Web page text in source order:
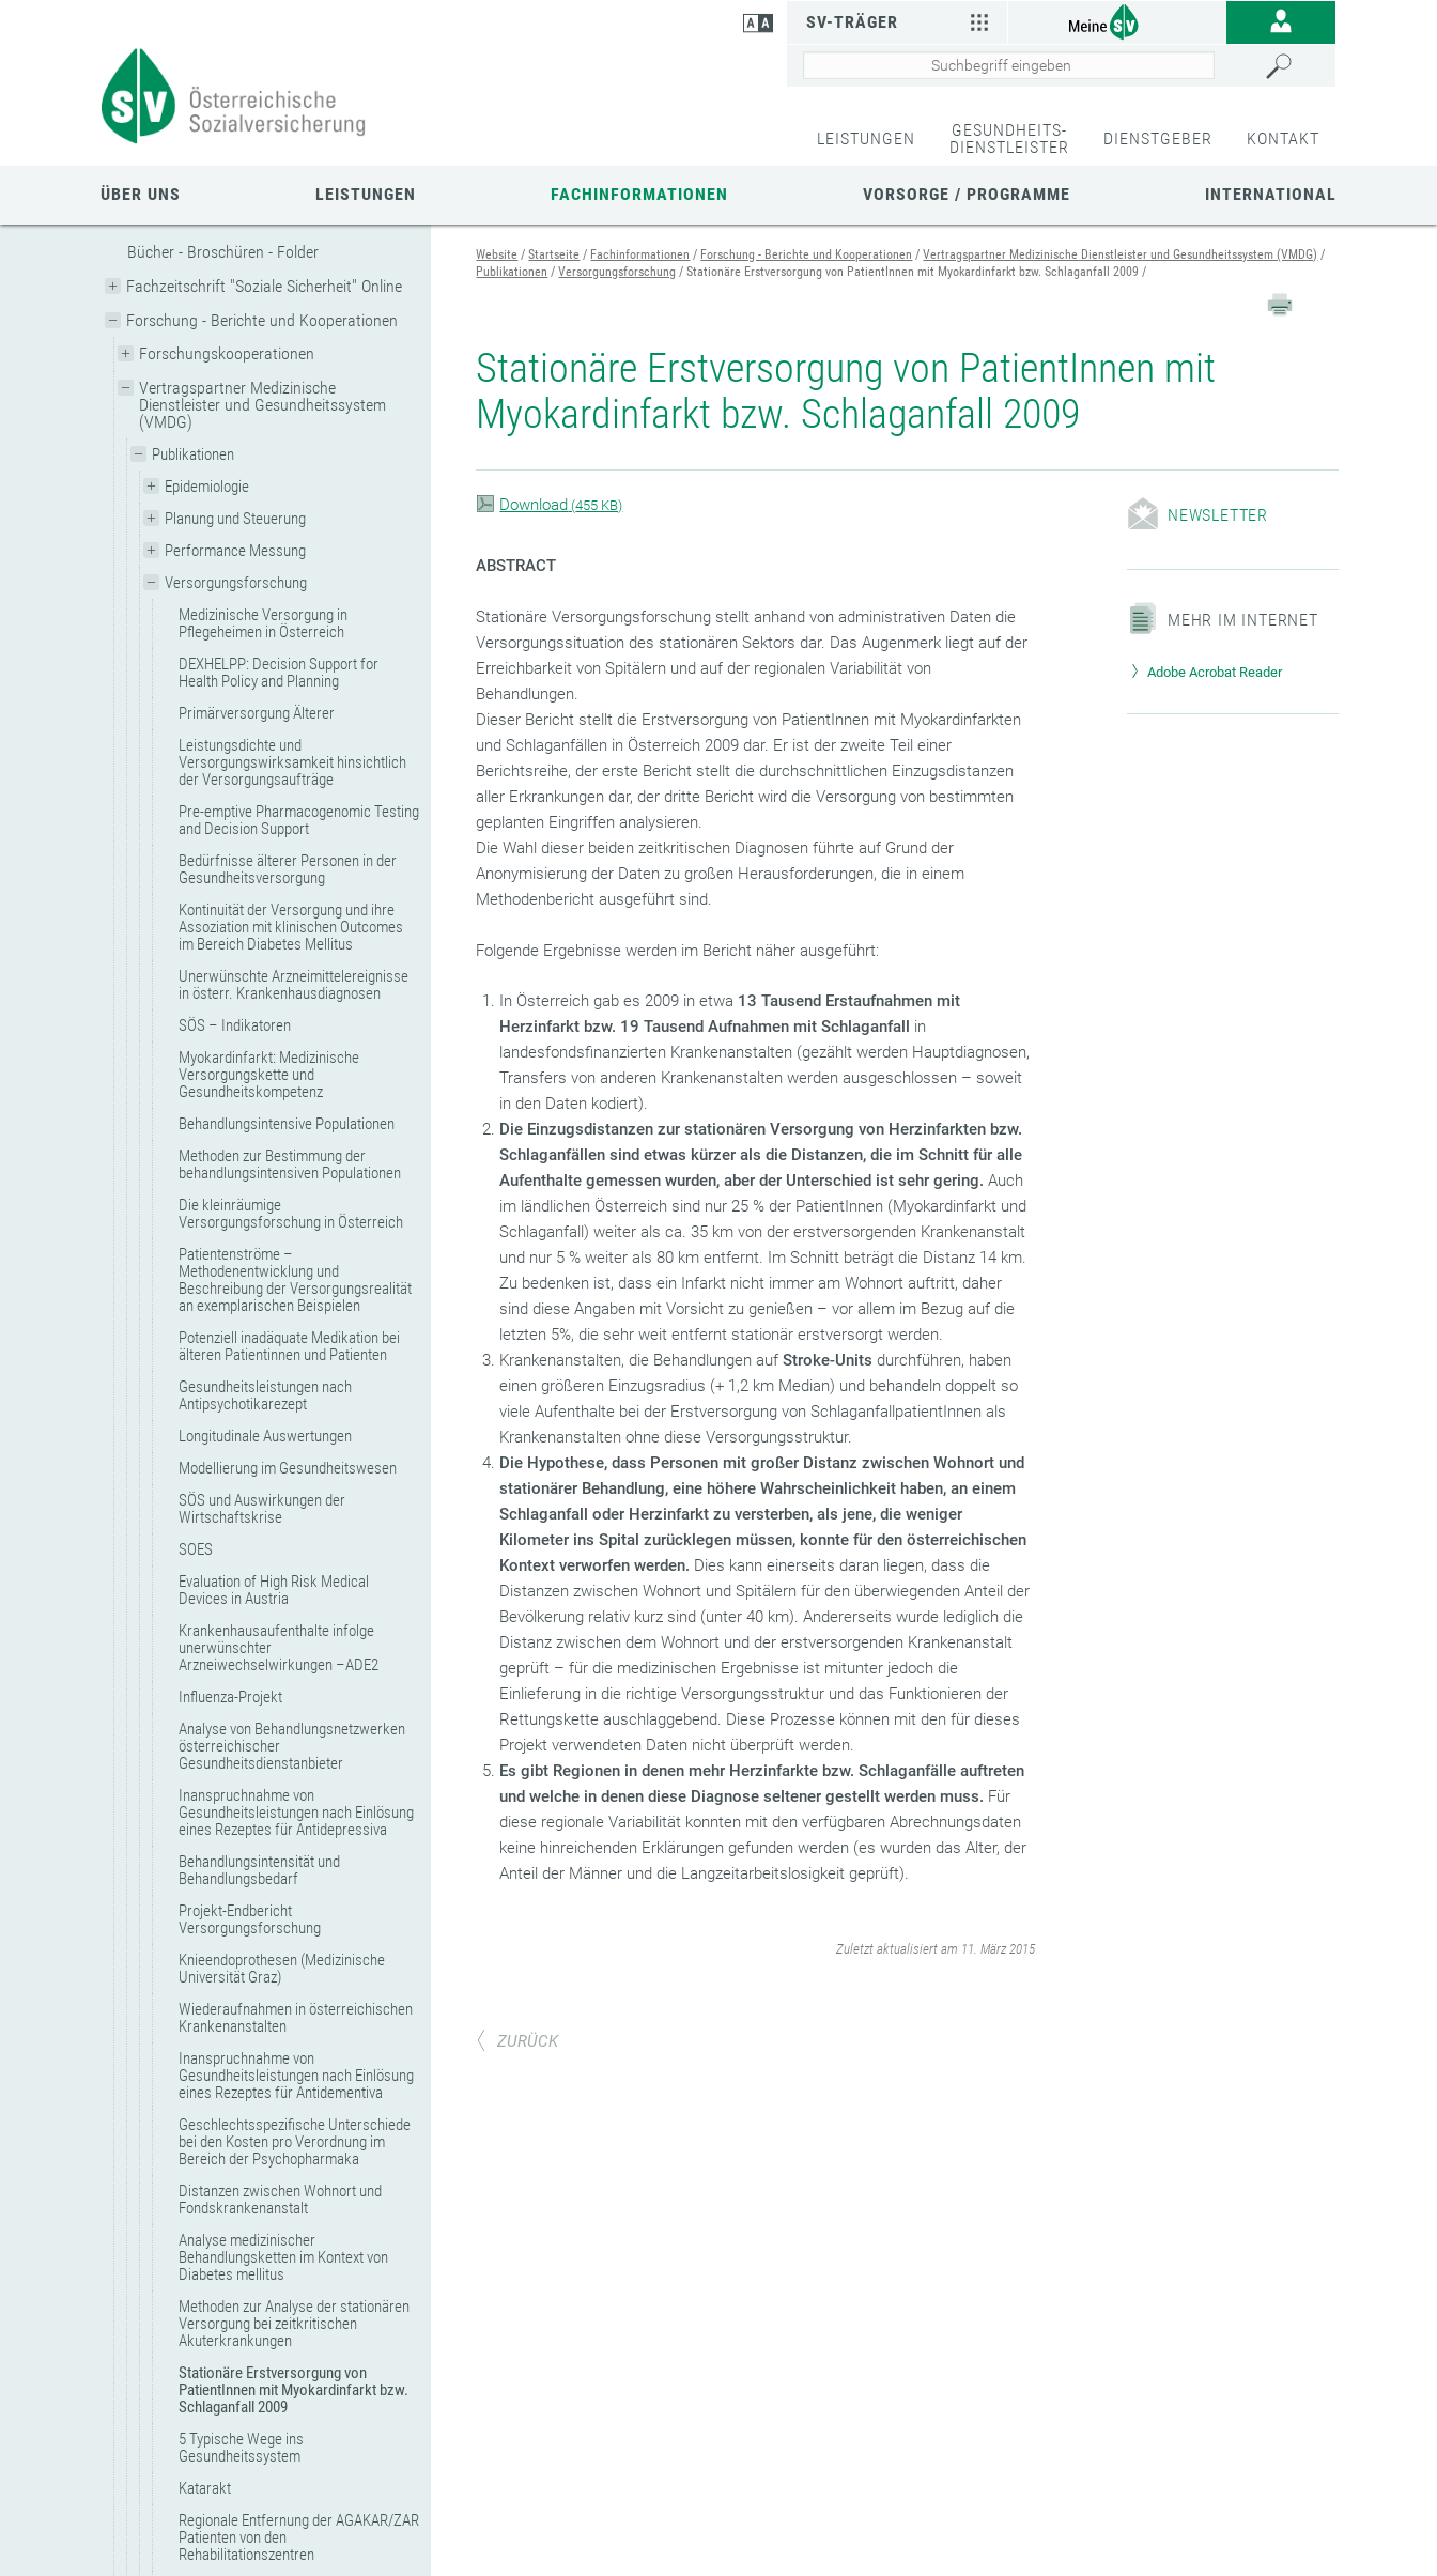
SV-TRÄGER
LEISTUNGEN
GESUNDHEITS-
DIENSTLEISTER
DIENSTGEBER KONTAKT
ÜBER UNS LEISTUNGEN FACHINFORMATIONEN VORSORGE / PROGRAMME INTERNATIONAL
Bücher - Broschüren - Folder
Fachzeitschrift "Soziale Sicherheit" Online
Forschung - Berichte und Kooperationen
Forschungskooperationen
Vertragspartner Medizinische
Dienstleister und Gesundheitssystem
(VMDG)
Publikationen
Epidemiologie
Planung und Steuerung
Performance Messung
Versorgungsforschung
Medizinische Versorgung in
Pflegeheimen in Österreich
DEXHELPP: Decision Support for
Health Policy and Planning
Primärversorgung Älterer
Leistungsdichte und
Versorgungswirksamkeit hinsichtlich
der Versorgungsaufträge
Pre-emptive Pharmacogenomic Testing
and Decision Support
Bedürfnisse älterer Personen in der
Gesundheitsversorgung
Kontinuität der Versorgung und ihre
Assoziation mit klinischen Outcomes
im Bereich Diabetes Mellitus
Unerwünschte Arzneimittelereignisse
in österr. Krankenhausdiagnosen
SÖS – Indikatoren
Myokardinfarkt: Medizinische
Versorgungskette und
Gesundheitskompetenz
Behandlungsintensive Populationen
Methoden zur Bestimmung der
behandlungsintensiven Populationen
Die kleinräumige
Versorgungsforschung in Österreich
Patientenströme –
Methodenentwicklung und
Beschreibung der Versorgungsrealität
an exemplarischen Beispielen
Potenziell inadäquate Medikation bei
älteren Patientinnen und Patienten
Gesundheitsleistungen nach
Antipsychotikarezept
Longitudinale Auswertungen
Modellierung im Gesundheitswesen
SÖS und Auswirkungen der
Wirtschaftskrise
SOES
Evaluation of High Risk Medical
Devices in Austria
Krankenhausaufenthalte infolge
unerwünschter
Arzneiwechselwirkungen –ADE2
Influenza-Projekt
Analyse von Behandlungsnetzwerken
österreichischer
Gesundheitsdienstanbieter
Inanspruchnahme von
Gesundheitsleistungen nach Einlösung
eines Rezeptes für Antidepressiva
Behandlungsintensität und
Behandlungsbedarf
Projekt-Endbericht
Versorgungsforschung
Knieendoprothesen (Medizinische
Universität Graz)
Wiederaufnahmen in österreichischen
Krankenanstalten
Inanspruchnahme von
Gesundheitsleistungen nach Einlösung
eines Rezeptes für Antidementiva
Geschlechtsspezifische Unterschiede
bei den Kosten pro Verordnung im
Bereich der Psychopharmaka
Distanzen zwischen Wohnort und
Fondskrankenanstalt
Analyse medizinischer
Behandlungsketten im Kontext von
Diabetes mellitus
Methoden zur Analyse der stationären
Versorgung bei zeitkritischen
Akuterkrankungen
Stationäre Erstversorgung von
PatientInnen mit Myokardinfarkt bzw.
Schlaganfall 2009
5 Typische Wege ins
Gesundheitssystem
Katarakt
Regionale Entfernung der AGAKAR/ZAR
Patienten von den
Rehabilitationszentren
Website Startseite Fachinformationen Forschung - Berichte und Kooperationen
Vertragspartner Medizinische Dienstleister und Gesundheitssystem (VMDG)
Publikationen
Versorgungsforschung Stationäre Erstversorgung von PatientInnen mit Myokardinfarkt bzw. Schlaganfall 2009
Stationäre Erstversorgung von PatientInnen mit
Myokardinfarkt bzw. Schlaganfall 2009
Download (455 KB)
ABSTRACT
Stationäre Versorgungsforschung stellt anhand von administrativen Daten die
Versorgungssituation des stationären Sektors dar. Das Augenmerk liegt auf der
Erreichbarkeit von Spitälern und auf der regionalen Variabilität von
Behandlungen.
Dieser Bericht stellt die Erstversorgung von PatientInnen mit Myokardinfarkten
und Schlaganfällen in Österreich 2009 dar. Er ist der zweite Teil einer
Berichtsreihe, der erste Bericht stellt die durchschnittlichen Einzugsdistanzen
aller Erkrankungen dar, der dritte Bericht wird die Versorgung von bestimmten
geplanten Eingriffen analysieren.
Die Wahl dieser beiden zeitkritischen Diagnosen führte auf Grund der
Anonymisierung der Daten zu großen Herausforderungen, die in einem
Methodenbericht ausgeführt sind.
Folgende Ergebnisse werden im Bericht näher ausgeführt:
In Österreich gab es 2009 in etwa 13 Tausend Erstaufnahmen mit
Herzinfarkt bzw. 19 Tausend Aufnahmen mit Schlaganfall in
landesfondsfinanzierten Krankenanstalten (gezählt werden Hauptdiagnosen,
Transfers von anderen Krankenanstalten werden ausgeschlossen – soweit
in den Daten kodiert).
Die Einzugsdistanzen zur stationären Versorgung von Herzinfarkten bzw.
Schlaganfällen sind etwas kürzer als die Distanzen, die im Schnitt für alle
Aufenthalte gemessen wurden, aber der Unterschied ist sehr gering. Auch
im ländlichen Österreich sind nur 25 % der PatientInnen (Myokardinfarkt und
Schlaganfall) weiter als ca. 35 km von der erstversorgenden Krankenanstalt
und nur 5 % weiter als 80 km entfernt. Im Schnitt beträgt die Distanz 14 km.
Zu bedenken ist, dass ein Infarkt nicht immer am Wohnort auftritt, daher
sind diese Angaben mit Vorsicht zu genießen – vor allem im Bezug auf die
letzten 5%, die sehr weit entfernt stationär erstversorgt werden.
Krankenanstalten, die Behandlungen aufStroke-Units durchführen, haben
einen größeren Einzugsradius (+ 1,2 km Median) und behandeln doppelt so
viele Aufenthalte bei der Erstversorgung von SchlaganfallpatientInnen als
Krankenanstalten ohne diese Versorgungsstruktur.
Die Hypothese, dass Personen mit großer Distanz zwischen Wohnort und
stationärer Behandlung, eine höhere Wahrscheinlichkeit haben, an einem
Schlaganfall oder Herzinfarkt zu versterben, als jene, die weniger
Kilometer ins Spital zurücklegen müssen, konnte für den österreichischen
Kontext verworfen werden. Dies kann einerseits daran liegen, dass die
Distanzen zwischen Wohnort und Spitälern für den überwiegenden Anteil der
Bevölkerung relativ kurz sind (unter 40 km). Andererseits wurde lediglich die
Distanz zwischen dem Wohnort und der erstversorgenden Krankenanstalt
geprüft – für die medizinischen Ergebnisse ist mitunter jedoch die
Einlieferung in die richtige Versorgungsstruktur und das Funktionieren der
Rettungskette auschlaggebend. Diese Prozesse können mit den für dieses
Projekt verwendeten Daten nicht überprüft werden.
Es gibt Regionen in denen mehr Herzinfarkte bzw. Schlaganfälle auftreten
und welche in denen diese Diagnose seltener gestellt werden muss. Für
diese regionale Variabilität konnten mit den verfügbaren Abrechnungsdaten
keine hinreichenden Erklärungen gefunden werden (es wurden das Alter, der
Anteil der Männer und die Langzeitarbeitslosigkeit geprüft).
‌Zuletzt aktualisiert am 11. März 2015
NEWSLETTER
MEHR IM INTERNET
Adobe Acrobat Reader
ZURÜCK